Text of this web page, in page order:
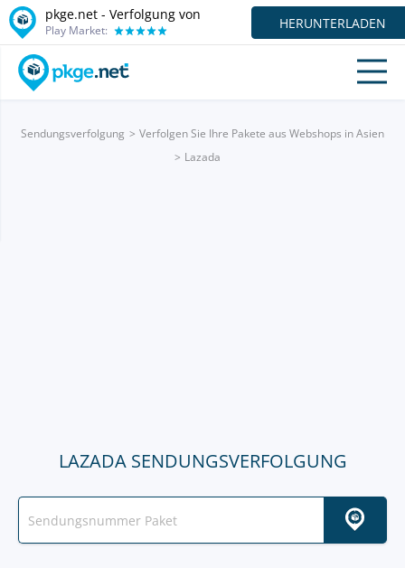
pkge.net - Verfolgung von
Play Market: HERUNTERLADEN
Sendungsverfolgung
Verfolgen Sie Ihre Pakete aus Webshops in Asien
Lazada
LAZADA SENDUNGSVERFOLGUNG